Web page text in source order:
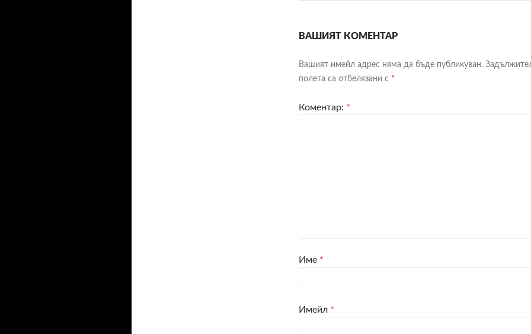
ВАШИЯТ КОМЕНТАР
Вашият имейл адрес няма да бъде публикуван.
полета са отбелязани с *
Коментар: *
Име *
Имейл *